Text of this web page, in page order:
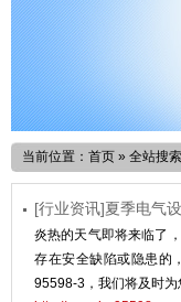
当前位置： 首页 » 全站搜索
[行业资讯]夏季电气
炎热的天气即将来临了
存在安全缺陷或隐患的
95598-3，我们将及时为